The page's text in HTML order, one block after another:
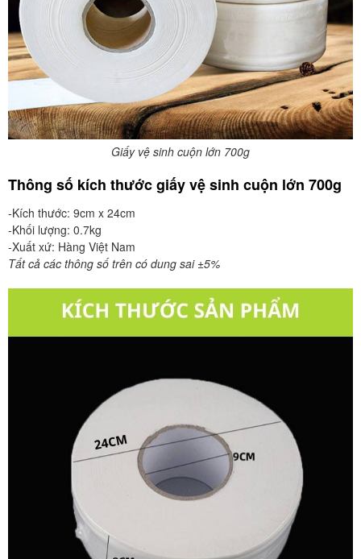
Giấy vệ sinh cuộn lớn 700g
Thông số kích thước giấy vệ sinh cuộn lớn 700g
-Kích thước: 9cm x 24cm
-Khối lượng: 0.7kg
-Xuất xứ: Hàng Việt Nam
Tất cả các thông số trên có dung sai ±5%